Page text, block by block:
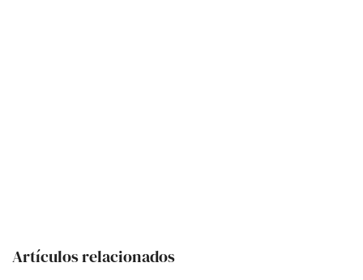
Artículos relacionados